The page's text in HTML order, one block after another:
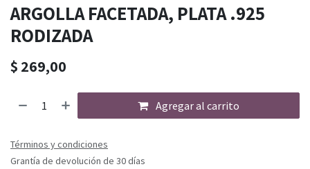
ARGOLLA FACETADA, PLATA .925
RODIZADA
$ 269,00
Agregar al carrito
Términos y condiciones
Grantía de devolución de 30 días